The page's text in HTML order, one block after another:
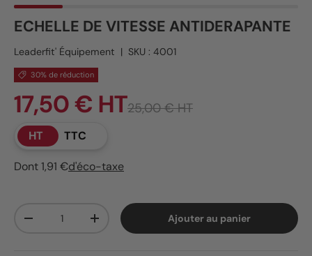
ECHELLE DE VITESSE ANTIDERAPANTE
Leaderfit' Équipement | SKU : 4001
30% de réduction
17,50 € HT25,00 € HT
HT TTC
Dont 1,91 €d'éco-taxe
Diminuer la quantitéAugmenter la quantitéAjouter au panier